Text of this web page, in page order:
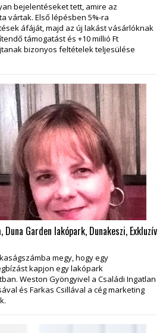
bejelentéseket tett, amire az
vártak. Első lépésben 5%-ra
áfáját, majd az új lakást vásárlóknak
támogatást és +10 millió Ft
bizonyos feltételek teljesülése
Garden lakópark, Dunakeszi, Exkluzív
megy, hogy egy
kapjon egy lakópark
Weston Gyöngyivel a Családi Ingatlan
és Farkas Csillával a cég marketing